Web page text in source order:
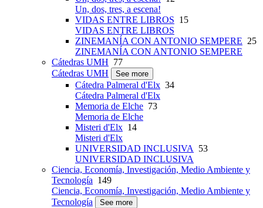
Un, dos, tres, a escena!
VIDAS ENTRE LIBROS 15
VIDAS ENTRE LIBROS
ZINEMANÍA CON ANTONIO SEMPERE 25
ZINEMANÍA CON ANTONIO SEMPERE
Cátedras UMH 77
Cátedras UMH
See more
Cátedra Palmeral d'Elx 34
Cátedra Palmeral d'Elx
Memoria de Elche 73
Memoria de Elche
Misteri d'Elx 14
Misteri d'Elx
UNIVERSIDAD INCLUSIVA
53
UNIVERSIDAD INCLUSIVA
Ciencia, Economía, Investigación, Medio Ambiente y
Tecnología 149
Ciencia, Economía, Investigación, Medio Ambiente y
Tecnología
See more